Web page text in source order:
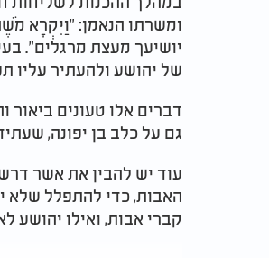
ומשרתו הנאמן: "וַיִּקְרָא
יושיעך מעצת מרגלים".
של יהושע ולהעתיר עליו
דברים אלו טעונים
גם על כלב בן יפונה,
עוד יש להבין את אשר
האבות, כדי להתפלל שלא
קברי אבות, ואילו יהושע